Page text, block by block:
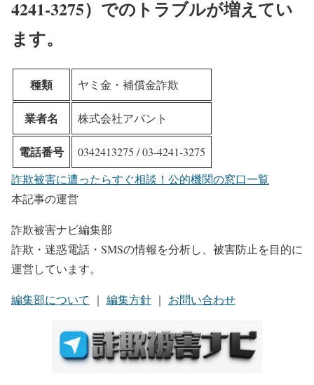
4241-3275）でのトラブルが増えてい
ます。
種類 ヤミ金・補償金詐欺
業者名 株式会社アバント
電話番号
0342413275 / 03-4241-3275
詐欺被害に遭ったらすぐ相談！公的機関の窓口一覧
本記事の運営
詐欺被害ナビ編集部
詐欺・迷惑電話・SMSの情報を分析し、被害防止を目的に
運営しています。
編集部について ｜ 編集方針 ｜ お問い合わせ